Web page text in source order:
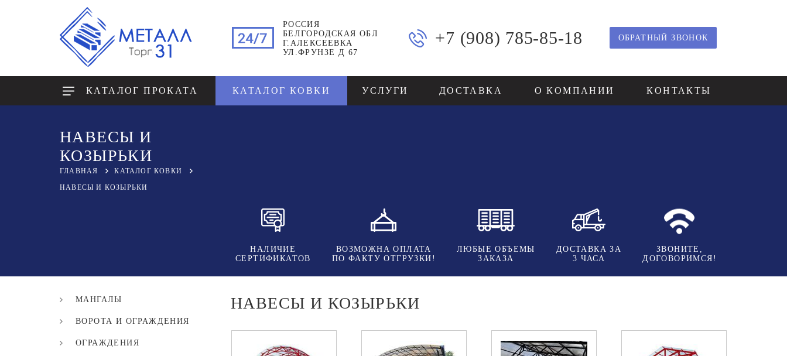
РОССИЯ
БЕЛГОРОДСКАЯ ОБЛ
Г.АЛЕКСЕЕВКА
УЛ.ФРУНЗЕ Д 67
+7 (908) 785-85-18 ОБРАТНЫЙ ЗВОНОК
КАТАЛОГ ПРОКАТА КАТАЛОГ КОВКИ УСЛУГИ ДОСТАВКА О КОМПАНИИ КОНТАКТЫ
НАВЕСЫ И
КОЗЫРЬКИ
ГЛАВНАЯ
КАТАЛОГ КОВКИ
НАВЕСЫ И КОЗЫРЬКИ
НАЛИЧИЕ
СЕРТИФИКАТОВ
ВОЗМОЖНА ОПЛАТА
ПО ФАКТУ ОТГРУЗКИ!
ЛЮБЫЕ ОБЪЕМЫ
ЗАКАЗА
ДОСТАВКА ЗА
3 ЧАСА
ЗВОНИТЕ,
ДОГОВОРИМСЯ!
МАНГАЛЫ
ВОРОТА И ОГРАЖДЕНИЯ
ОГРАЖДЕНИЯ
НАВЕСЫ И КОЗЫРЬКИ